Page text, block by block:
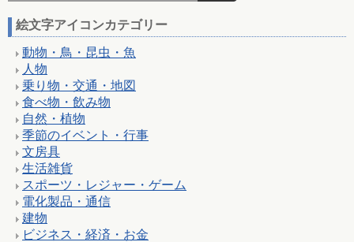
絵文字アイコンカテゴリー
動物・鳥・昆虫・魚
人物
乗り物・交通・地図
食べ物・飲み物
自然・植物
季節のイベント・行事
文房具
生活雑貨
スポーツ・レジャー・ゲーム
電化製品・通信
建物
ビジネス・経済・お金